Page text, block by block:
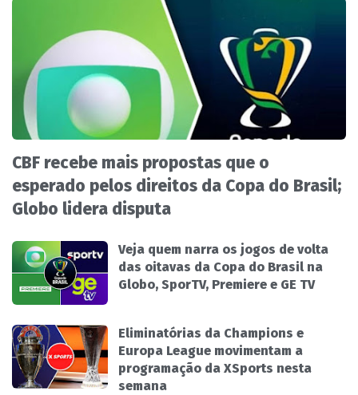
CBF recebe mais propostas que o
esperado pelos direitos da Copa do Brasil;
Globo lidera disputa
Veja quem narra os jogos de volta
das oitavas da Copa do Brasil na
Globo, SporTV, Premiere e GE TV
Eliminatórias da Champions e
Europa League movimentam a
programação da XSports nesta
semana